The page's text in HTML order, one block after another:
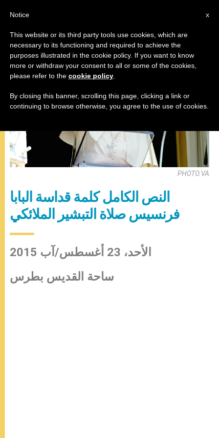
صلاة التبشير الملائكي
PHOTO.VA
النص الكامل كلمة قداسة البابا
فرنسيس صلاة التبشير الملائكي
الأحد، 23 أغسطس/آب 2015
ساحة القديس بطرس
x
Notice
This website or its third party tools use cookies, which are
necessary to its functioning and required to achieve the
purposes illustrated in the cookie policy. If you want to know
more or withdraw your consent to all or some of the cookies,
please refer to the cookie policy
By closing this banner, scrolling this page, clicking a link or
continuing to browse otherwise, you agree to the use of cookies.